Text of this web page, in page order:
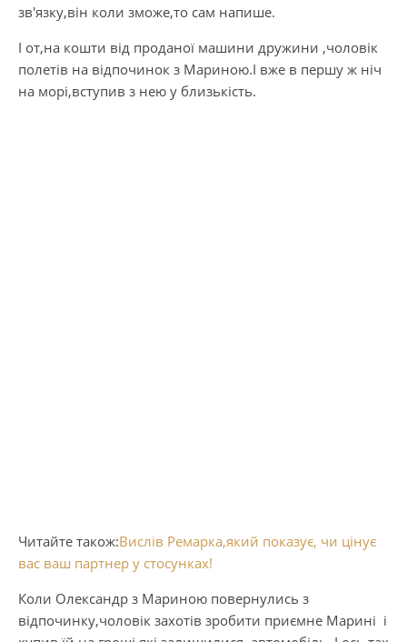
зв′язку,він коли зможе,то сам напише.
І от,на кошти від проданої машини дружини ,чоловік
полетів на відпочинок з Мариною.І вже в першу ж ніч
на морі,вступив з нею у близькість.
Читайте також:Вислів Ремарка,який показує, чи цінує
вас ваш партнер у стосунках!
Коли Олександр з Мариною повернулись з
відпочинку,чоловік захотів зробити приємне Марині і